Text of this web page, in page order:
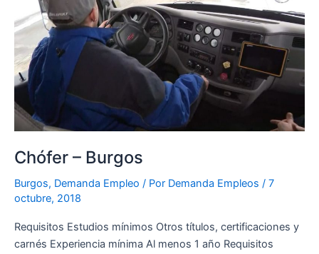
Chófer – Burgos
Burgos, Demanda Empleo / Por Demanda Empleos / 7
octubre, 2018
Requisitos Estudios mínimos Otros títulos, certificaciones y
carnés Experiencia mínima Al menos 1 año Requisitos
Burgos